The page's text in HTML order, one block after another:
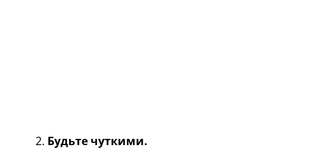
Будьте чуткими.